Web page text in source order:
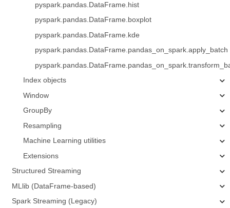
pyspark.pandas.DataFrame.hist
pyspark.pandas.DataFrame.boxplot
pyspark.pandas.DataFrame.kde
pyspark.pandas.DataFrame.pandas_on_spark.apply_batch
Index objects
Window
GroupBy
Resampling
Machine Learning utilities
Extensions
Structured Streaming
MLlib (DataFrame-based)
Spark Streaming (Legacy)